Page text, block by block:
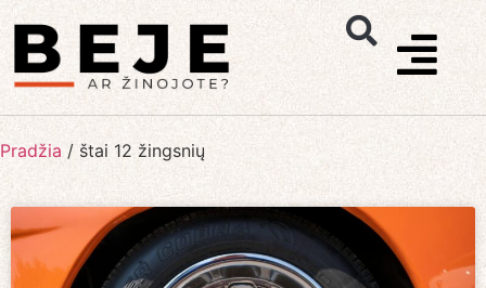
Pradžia / štai 12 žingsnių